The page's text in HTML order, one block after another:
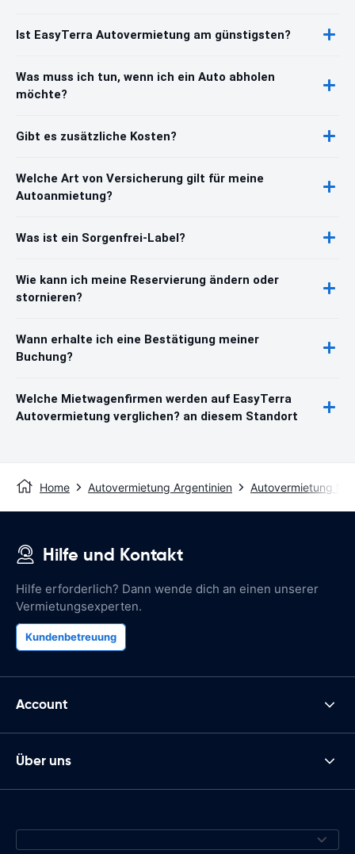
Ist EasyTerra Autovermietung am günstigsten?
Was muss ich tun, wenn ich ein Auto abholen
möchte?
Gibt es zusätzliche Kosten?
Welche Art von Versicherung gilt für meine
Autoanmietung?
Was ist ein Sorgenfrei-Label?
Wie kann ich meine Reservierung ändern oder
stornieren?
Wann erhalte ich eine Bestätigung meiner
Buchung?
Welche Mietwagenfirmen werden auf EasyTerra
Autovermietung verglichen? an diesem Standort
Home Autovermietung Argentinien Autovermietung
Hilfe und Kontakt
Hilfe erforderlich? Dann wende dich an einen unserer
Vermietungsexperten.
Kundenbetreuung
Account
Über uns